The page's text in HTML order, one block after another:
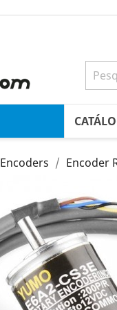
Encoders Encoder